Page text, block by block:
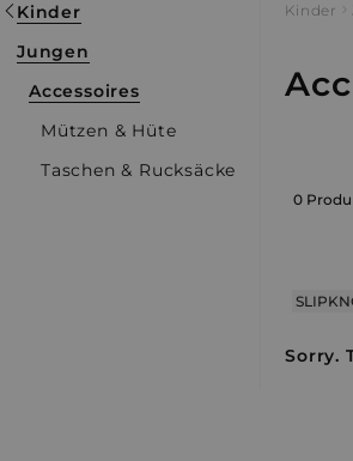
Kinder
Jungen
Accessoires
Mützen & Hüte
Taschen & Rucksäcke
Kinder
0
Sorry.